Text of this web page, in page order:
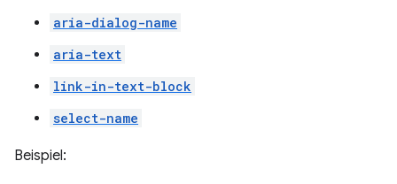
aria-dialog-name
aria-text
link-in-text-block
select-name
Beispiel: